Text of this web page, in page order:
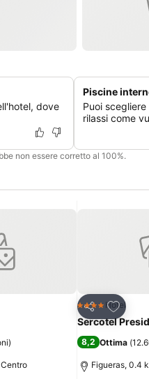
dove
Piscine
Puoi
rilassi come
non essere corretto al 100%.
preferiti
)
Condividi
4 StelleHotel
Sercotel
8,2 Ottima (
Figueras, 0.4